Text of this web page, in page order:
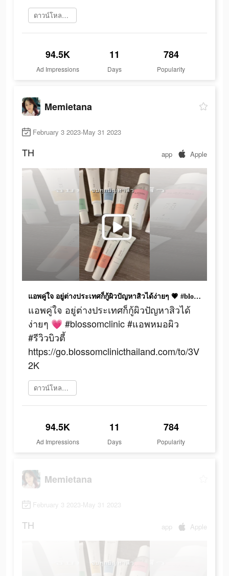
ดาวน์โหลดเลย
94.5K
Ad Impressions
11
Days
784
Popularity
Memietana
February 3 2023-May 31 2023
TH app Apple
แอพคู่ใจ อยู่ต่างประเทศก็กู้ผิวปัญหาสิวได้ง่ายๆ 💗 #blossomclinic #แอพหมอผิว #รีวิวบิวตี้ https://go.blossomclinicthailand.com/to/3V2K
แอพคู่ใจ อยู่ต่างประเทศก็กู้ผิวปัญหาสิวได้
ง่ายๆ 💗 #blossomclinic #แอพหมอผิว
#รีวิวบิวตี้
https://go.blossomclinicthailand.com/to/3V
2K
ดาวน์โหลดเลย
94.5K
Ad Impressions
11
Days
784
Popularity
Memietana
February 3 2023-May 31 2023
TH app Apple